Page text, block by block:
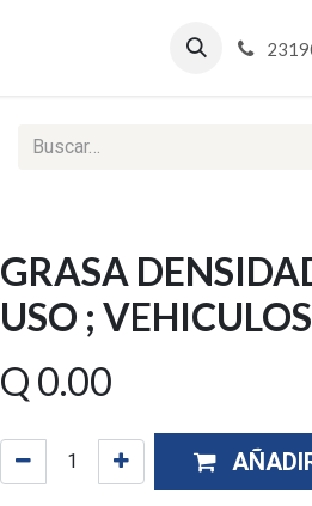
Reportes Web
GRASA
USO ;
Q 0.00